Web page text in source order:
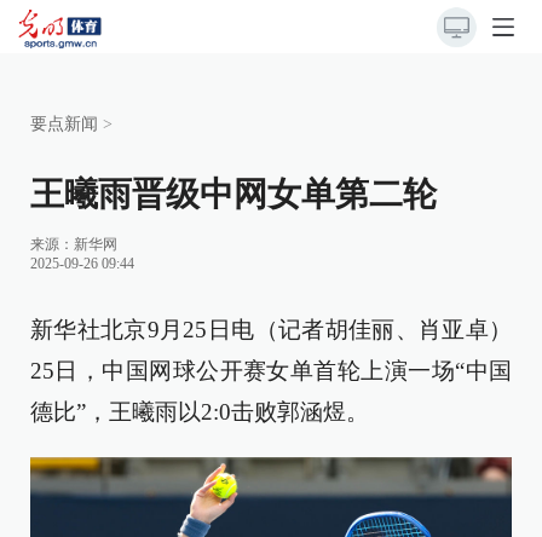
要点新闻 >
王曦雨晋级中网女单第二轮
来源： 新华网
2025-09-26 09:44
新华社北京9月25日电（记者胡佳丽、肖亚卓）
25日，中国网球公开赛女单首轮上演一场“中国
德比”，王曦雨以2:0击败郭涵煜。